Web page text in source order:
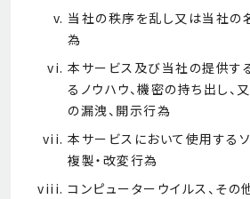
当社の秩序を乱し又は当社の
為
本サービス及び当社の提供す
るノウハウ、機密の持ち出し、
の漏洩、開示行為
本サービスにおいて使用する
複製・改変行為
コンピューターウイルス、そ